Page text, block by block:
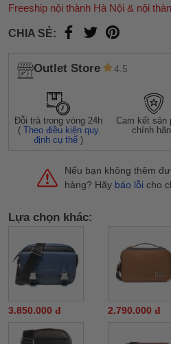
Freeship nội thành Hà Nội & nội
CHIA SẺ:
Outlet Store 4.5
Đỗi trả trong vòng 24h
(Theo điều kiện quy
định cụ thể )
Cam kết sản
chính
Nếu bạn không thêm
hàng? Hãy báo lỗi cho
Lựa chọn khác:
3.850.000 đ 2.790.000 đ